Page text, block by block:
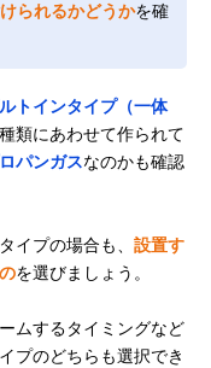
られるかどうかを確
トインタイプ（一体
類にあわせて作られて
パンガスなのかも確認
イプの場合も、 設置す
を選びましょう。
ムするタイミングなど
プのどちらも選択でき